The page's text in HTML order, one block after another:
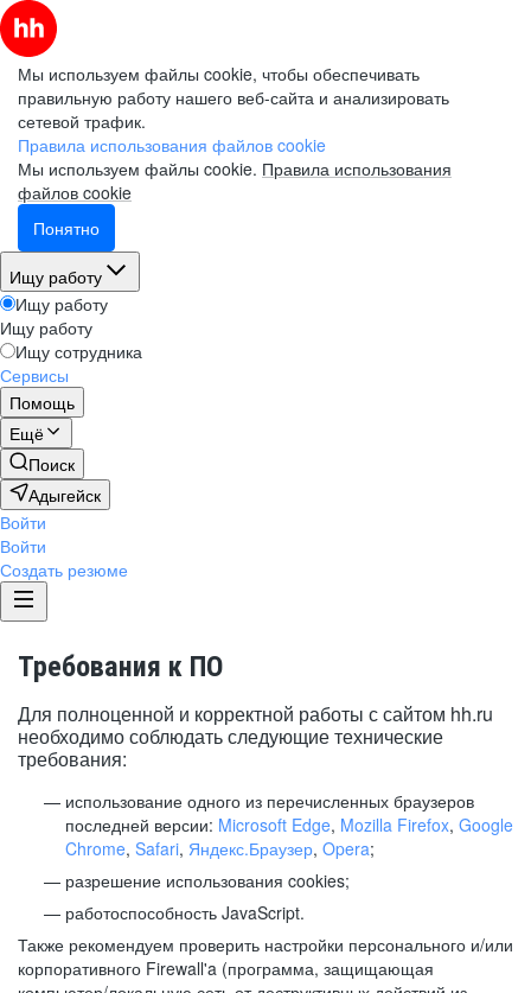
Мы используем файлы cookie, чтобы обеспечивать
правильную работу нашего веб-сайта и анализировать
сетевой трафик.
Правила использования файлов cookie
Мы используем файлы cookie. Правила использования
файлов cookie
Понятно
Ищу работу
Ищу работу
Ищу работу
Ищу сотрудника
Сервисы
Помощь
Ещё
Поиск
Адыгейск
Войти
Войти
Создать резюме
Требования к ПО
Для полноценной и корректной работы с сайтом hh.ru
необходимо соблюдать следующие технические
требования:
использование одного из перечисленных браузеров
последней версии: Microsoft Edge, Mozilla Firefox, Google
Chrome, Safari, Яндекс.Браузер, Opera;
разрешение использования cookies;
работоспособность JavaScript.
Также рекомендуем проверить настройки персонального и/или
корпоративного Firewall'a (программа, защищающая